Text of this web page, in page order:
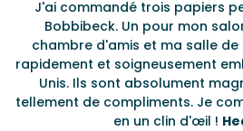
J'ai commandé trois papiers
Bobbibeck. Un pour mon
chambre d'amis et ma salle de
rapidement et soigneusement
Unis. Ils sont absolument
tellement de compliments. Je
en un clin d'œil !